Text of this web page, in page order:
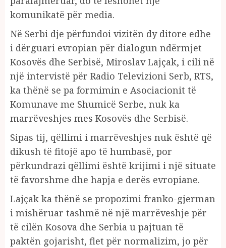
komunikatë për media.
Në Serbi dje përfundoi vizitën dy ditore edhe
i dërguari evropian për dialogun ndërmjet
Kosovës dhe Serbisë, Miroslav Lajçak, i cili në
një intervistë për Radio Televizioni Serb, RTS,
ka thënë se pa formimin e Asociacionit të
Komunave me Shumicë Serbe, nuk ka
marrëveshjes mes Kosovës dhe Serbisë.
Sipas tij, qëllimi i marrëveshjes nuk është që
dikush të fitojë apo të humbasë, por
përkundrazi qëllimi është krijimi i një situate
të favorshme dhe hapja e derës evropiane.
Lajçak ka thënë se propozimi franko-gjerman
i mishëruar tashmë në një marrëveshje për
të cilën Kosova dhe Serbia u pajtuan të
paktën gojarisht, flet për normalizim, jo për